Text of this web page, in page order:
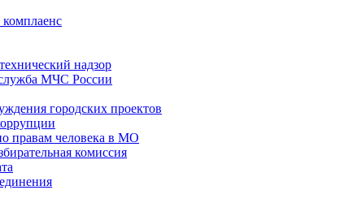
надзор
МЧС России
городских проектов
правам человека в МО
комиссия